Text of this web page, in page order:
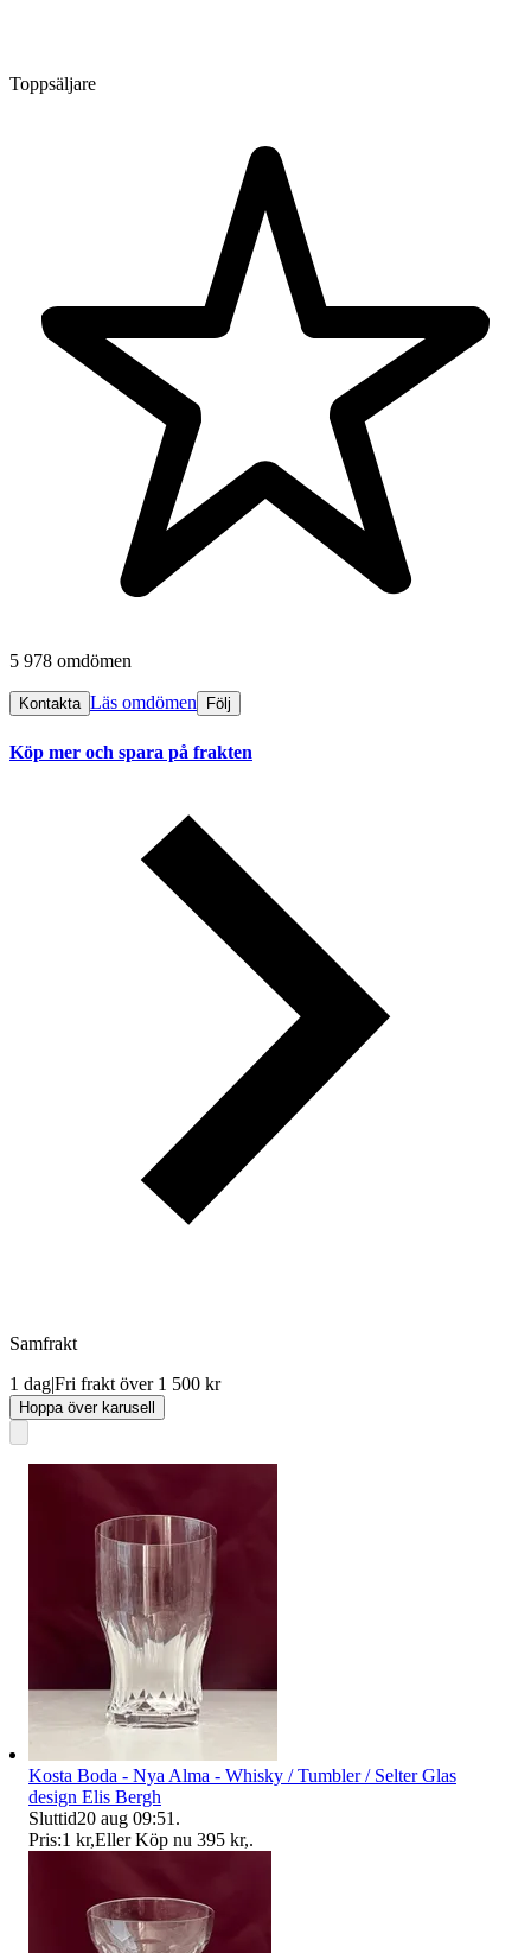
Toppsäljare
5 978 omdömen
Kontakta Läs omdömen Följ
Köp mer och spara på frakten
Samfrakt
1 dag|Fri frakt över 1 500 kr
Hoppa över karusell
Kosta Boda - Nya Alma - Whisky / Tumbler / Selter Glas
design Elis Bergh
Sluttid20 aug 09:51 .
Pris:1 kr,Eller Köp nu 395 kr,.